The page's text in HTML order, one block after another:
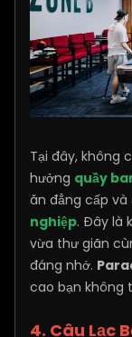
Tại đây, không
hưởng quầy
ăn đẳng cấp và
nghiệp. Đây là
vừa thư giãn
đáng nhớ.
cao bạn không
4. Câu Lạc